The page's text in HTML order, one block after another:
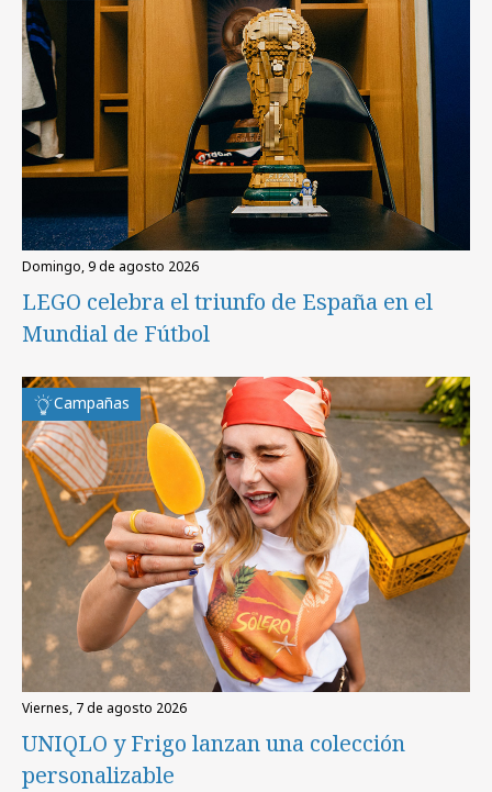
domingo, 9 de agosto 2026
LEGO celebra el triunfo de España en el
Mundial de Fútbol
Campañas
viernes, 7 de agosto 2026
UNIQLO y Frigo lanzan una colección
personalizable